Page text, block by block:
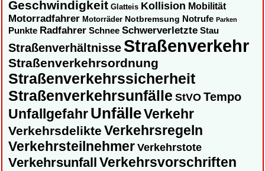
Geschwindigkeit Glatteis Kollision Mobilität
Motorradfahrer Motorräder Notbremsung Notrufe Parken
Punkte Radfahrer Schnee Schwerverletzte Stau
Straßenverhältnisse Straßenverkehr
Straßenverkehrsordnung
Straßenverkehrssicherheit
Straßenverkehrsunfälle StVOTempo
UnfallgefahrUnfälleVerkehr
Verkehrsdelikte Verkehrsregeln
Verkehrsteilnehmer Verkehrstote
Verkehrsunfall Verkehrsvorschriften